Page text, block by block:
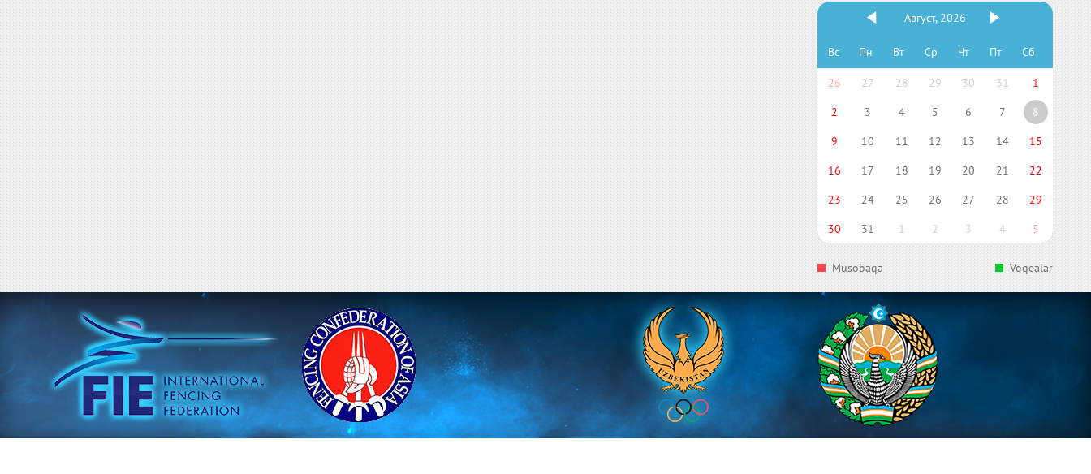
Август, 2026
Вс Пн Вт Ср Чт Пт Сб
26 27 28 29 30 31
1
2
3 4 5 6 7
8
9
10 11 12 13 14
15
16
17 18 19 20 21
22
23
24 25 26 27 28
29
30
31 1 2 3 4 5
Musobaqa Voqealar